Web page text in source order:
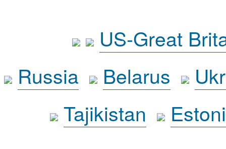
US-Great
Russia
Belarus
Tajikistan